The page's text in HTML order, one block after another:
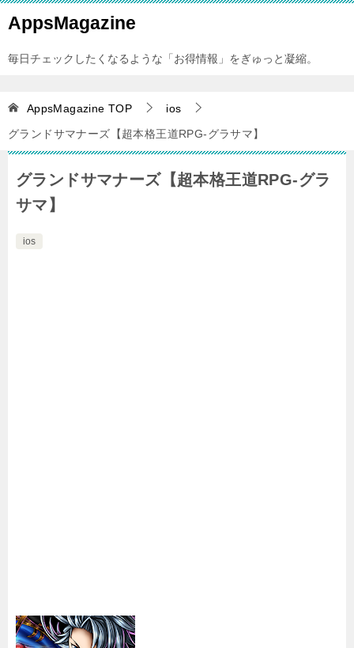
AppsMagazine
毎日チェックしたくなるような「お得情報」をぎゅっと凝縮。
AppsMagazine TOP
ios
グランドサマナーズ【超本格王道RPG-グラサマ】
グランドサマナーズ【超本格王道RPG-グラ
サマ】
ios